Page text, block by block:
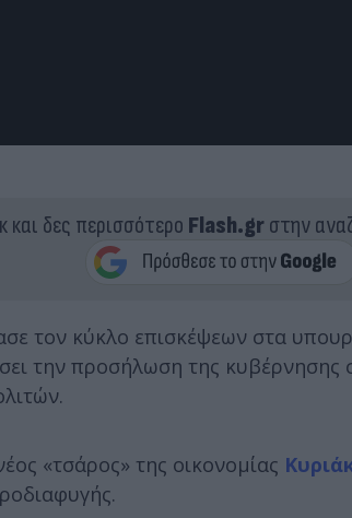
και δες περισσότερο Flash.grστην
τον κύκλο επισκέψεων στα
την προσήλωση της
«τσάρος» της οικονομίας